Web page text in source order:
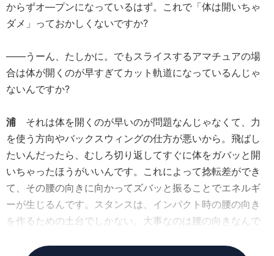
からずオ—プンになっているはず。これで「体は開いちゃ
ダメ」っておかしくないですか?
――うーん、たしかに。でもスライスするアマチュアの場
合は体が開くのが早すぎてカット軌道になっているんじゃ
ないんですか?
浦 それは体を開くのが早いのが問題なんじゃなくて、力
を使う方向やバックスウィングの仕方が悪いから。飛ばし
たいんだったら、むしろ切り返してすぐに体をガバッと開
いちゃったほうがいいんです。これによって捻転差ができ
て、その腰の向きに向かってズバッと振ることでエネルギ
ーが生じるんです。スタンスは、インパクト時の腰の向き
を作るための土台でしかない。大事なのは腰の向きなんで